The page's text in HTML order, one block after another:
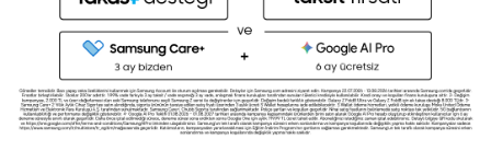
Olarak 11 / 11 / 2024 - 10 / 11 / 2027 tarihleri arasında faaliyette bulunmak üzere, Türkiye İş
Kurumu tarafından 05.11.2024 tarih ve 16998526 sayılı karar uyarınca 1251 nolu belge ile faaliyet
göstermektedir.Toptalent İş İlanları için tıklayın. 4904 sayılı kanun uyarınca iş arayanlardan
ücret alınmayacak ve menfaat temin edilmeyecektir.
Türkiye İş Kurumu İstanbul İl Müdürlüğü: 0 212 249 29 87 | Türkiye iş Kurumu İstanbul Çalışma
ve İş Kurumu Bahçelievler Hizmet Merkezi
Toptalent 2026 © Tüm Hakları Saklıdır.